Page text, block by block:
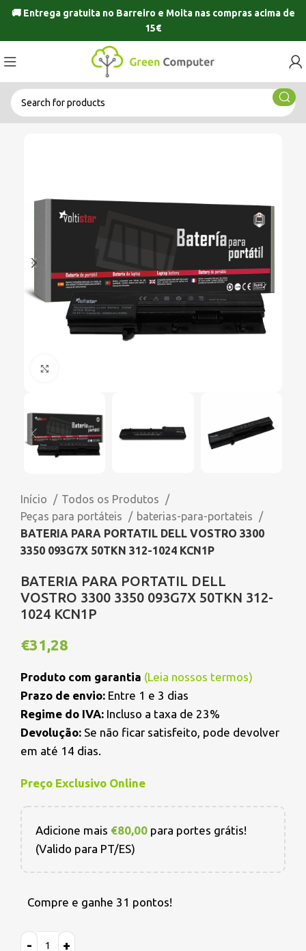
🚚 Entrega gratuita no Barreiro e Moitanas compras acima de
15€
Início
Todos os Produtos
Peças para portáteis
baterias-para-portateis
BATERIA PARA PORTATIL DELL VOSTRO 3300
3350 093G7X 50TKN 312-1024 KCN1P
BATERIA PARA PORTATIL DELL
VOSTRO 3300 3350 093G7X 50TKN 312-
1024 KCN1P
€31,28
Produto com garantia (Leia nossos termos)
Prazo de envio: Entre 1 e 3 dias
Regime do IVA: Incluso a taxa de 23%
Devolução: Se não ficar satisfeito, pode devolver
em até 14 dias.
Preço Exclusivo Online
Adicione mais €80,00 para portes grátis!
(Valido para PT/ES)
Compre e ganhe 31 pontos!